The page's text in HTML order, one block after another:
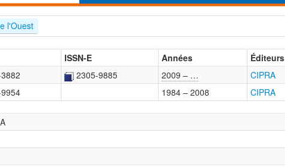
l'Ouest
ISSN-E Années Éditeurs
2305-9885 2009 – …
CIPRA
1984 – 2008 CIPRA